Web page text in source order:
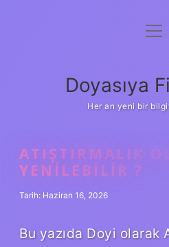
Yasal
Doyasıya
Her an yeni bir
ATIŞTIRMALIK
YENILEBILIR ?
Tarih: Haziran 16, 2026
Bu yazıda Doyi olarak